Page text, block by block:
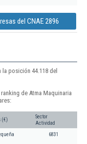
del CNAE 2896
la posición 44.118 del
de Atma Maquinaria
(€)
Sector
Actividad
6831